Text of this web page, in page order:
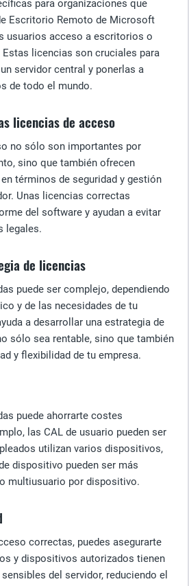
para organizaciones que
Escritorio Remoto de Microsoft
usuarios acceso a escritorios o
licencias son cruciales para
servidor central y ponerlas a
de todo el mundo.
licencias de acceso
no sólo son importantes por
sino que también ofrecen
términos de seguridad y gestión
Unas licencias correctas
del software y ayudan a evitar
legales.
de licencias
puede ser complejo, dependiendo
y de las necesidades de tu
a desarrollar una estrategia de
sólo sea rentable, sino que también
y flexibilidad de tu empresa.
puede ahorrarte costes
las CAL de usuario pueden ser
utilizan varios dispositivos,
dispositivo pueden ser más
multiusuario por dispositivo.
correctas, puedes asegurarte
y dispositivos autorizados tienen
del servidor, reduciendo el